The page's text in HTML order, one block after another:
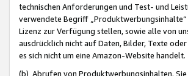
technischen Anforderungen und Test- und
verwendete Begriff
Lizenz zur Verfügung stellen, sowie alle von
ausdrücklich nicht auf Daten, Bilder, Texte
es sich nicht um eine Amazon-Website handelt.
(b) Abrufen von Produktwerbungsinhalten.